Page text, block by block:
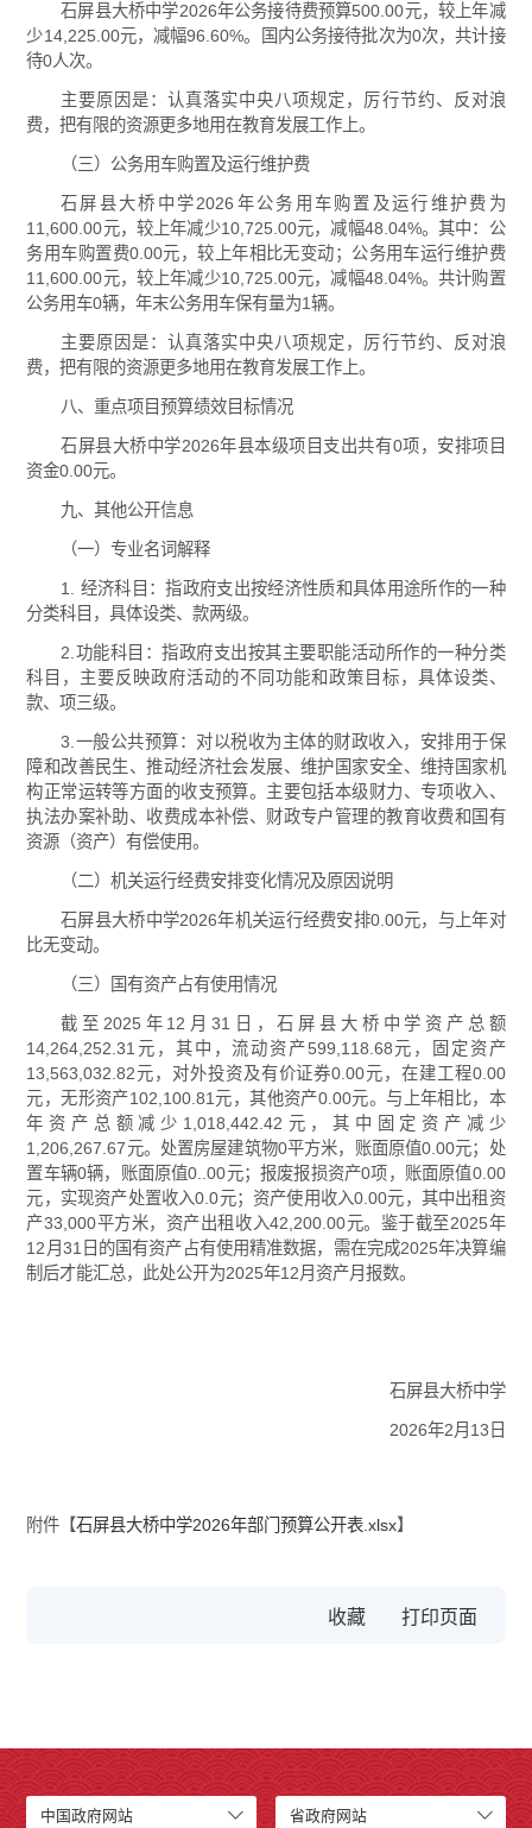
石屏县大桥中学2026年公务接待费预算500.00元，较上年减
少14,225.00元，减幅96.60%。国内公务接待批次为0次，共计接
待0人次。
主要原因是：认真落实中央八项规定，厉行节约、反对浪
费，把有限的资源更多地用在教育发展工作上。
（三）公务用车购置及运行维护费
石屏县大桥中学2026年公务用车购置及运行维护费为
11,600.00元，较上年减少10,725.00元，减幅48.04%。其中：公
务用车购置费0.00元，较上年相比无变动；公务用车运行维护费
11,600.00元，较上年减少10,725.00元，减幅48.04%。共计购置
公务用车0辆，年末公务用车保有量为1辆。
主要原因是：认真落实中央八项规定，厉行节约、反对浪
费，把有限的资源更多地用在教育发展工作上。
八、重点项目预算绩效目标情况
石屏县大桥中学2026年县本级项目支出共有0项，安排项目
资金0.00元。
九、其他公开信息
（一）专业名词解释
1. 经济科目：指政府支出按经济性质和具体用途所作的一种
分类科目，具体设类、款两级。
2.功能科目：指政府支出按其主要职能活动所作的一种分类
科目，主要反映政府活动的不同功能和政策目标，具体设类、
款、项三级。
3.一般公共预算：对以税收为主体的财政收入，安排用于保
障和改善民生、推动经济社会发展、维护国家安全、维持国家机
构正常运转等方面的收支预算。主要包括本级财力、专项收入、
执法办案补助、收费成本补偿、财政专户管理的教育收费和国有
资源（资产）有偿使用。
（二）机关运行经费安排变化情况及原因说明
石屏县大桥中学2026年机关运行经费安排0.00元，与上年对
比无变动。
（三）国有资产占有使用情况
截至2025年12月31日，石屏县大桥中学资产总额
14,264,252.31元，其中，流动资产599,118.68元，固定资产
13,563,032.82元，对外投资及有价证券0.00元，在建工程0.00
元，无形资产102,100.81元，其他资产0.00元。与上年相比，本
年资产总额减少1,018,442.42元，其中固定资产减少
1,206,267.67元。处置房屋建筑物0平方米，账面原值0.00元；处
置车辆0辆，账面原值0..00元；报废报损资产0项，账面原值0.00
元，实现资产处置收入0.0元；资产使用收入0.00元，其中出租资
产33,000平方米，资产出租收入42,200.00元。鉴于截至2025年
12月31日的国有资产占有使用精准数据，需在完成2025年决算编
制后才能汇总，此处公开为2025年12月资产月报数。
石屏县大桥中学
2026年2月13日
附件【石屏县大桥中学2026年部门预算公开表.xlsx】
收藏
中国政府网站 省政府网站